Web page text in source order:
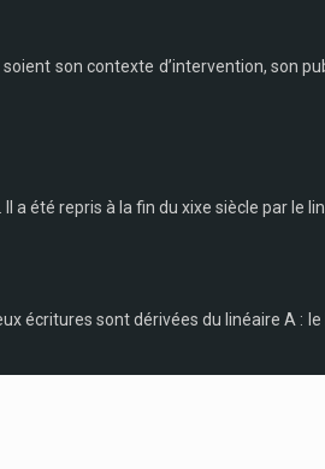
son contexte d’intervention, son
été repris à la fin du xixe siècle par le
écritures sont dérivées du linéaire A :